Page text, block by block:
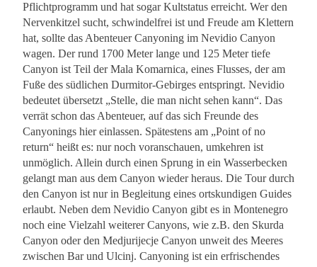
Pflichtprogramm und hat sogar Kultstatus erreicht. Wer den
Nervenkitzel sucht, schwindelfrei ist und Freude am Klettern
hat, sollte das Abenteuer Canyoning im Nevidio Canyon
wagen. Der rund 1700 Meter lange und 125 Meter tiefe
Canyon ist Teil der Mala Komarnica, eines Flusses, der am
Fuße des südlichen Durmitor-Gebirges entspringt. Nevidio
bedeutet übersetzt „Stelle, die man nicht sehen kann“. Das
verrät schon das Abenteuer, auf das sich Freunde des
Canyonings hier einlassen. Spätestens am „Point of no
return“ heißt es: nur noch voranschauen, umkehren ist
unmöglich. Allein durch einen Sprung in ein Wasserbecken
gelangt man aus dem Canyon wieder heraus. Die Tour durch
den Canyon ist nur in Begleitung eines ortskundigen Guides
erlaubt. Neben dem Nevidio Canyon gibt es in Montenegro
noch eine Vielzahl weiterer Canyons, wie z.B. den Skurda
Canyon oder den Medjurijecje Canyon unweit des Meeres
zwischen Bar und Ulcinj. Canyoning ist ein erfrischendes